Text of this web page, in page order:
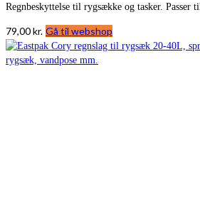
Regnbeskyttelse til rygsække og tasker. Passer
79,00kr. Gå til webshop